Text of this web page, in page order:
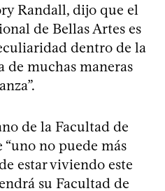
Randall, dijo que el
de Bellas Artes es
dentro de la
de muchas maneras
de la Facultad de
no puede más
estar viviendo este
su Facultad de